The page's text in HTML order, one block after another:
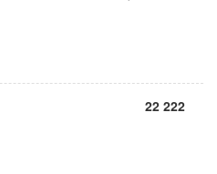
22 222